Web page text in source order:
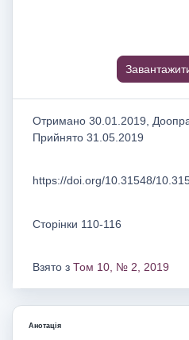
Отримано 30.01.2019,
Прийнято 31.05.2019
https://doi.org/10.31548/
Сторінки 110-116
Взято з Том 10, № 2, 2019
Анотація